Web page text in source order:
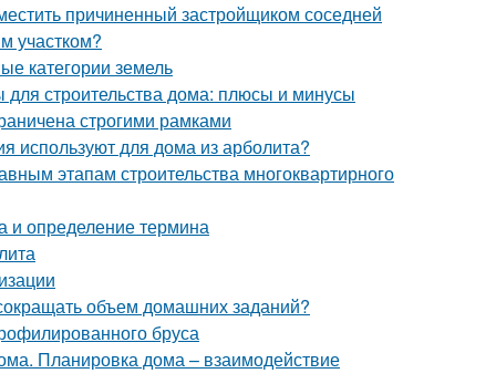
причиненный застройщиком соседней
участком?
категории земель
строительства дома: плюсы и минусы
строгими рамками
используют для дома из арболита?
этапам строительства многоквартирного
и определение термина
объем домашних заданий?
бруса
Планировка дома – взаимодействие